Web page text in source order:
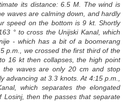
its distance: 6.5 M. The wind is
waves are calming down, and hardly
speed on the bottom is 9 kt. Shortly
° to cross the Unijski Kanal, which
- which has a bit of a boomerang
p.m., we crossed the first third of the
16 kt then collapses, the high point
the waves are only 20 cm and stop
advancing at 3.3 knots. At 4:15 p.m.,
which separates the elongated
Losinj, then the passes that separate